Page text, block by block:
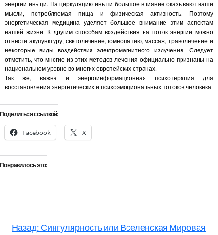
энергии инь ци. На циркуляцию инь ци большое влияние оказывают наши
мысли, потребляемая пища и физическая активность. Поэтому
энергетическая медицина уделяет большое внимание этим аспектам
нашей жизни. К другим способам воздействия на поток энергии можно
отнести акупунктуру, светолечение, гомеопатию, массаж, траволечение и
некоторые виды воздействия электромагнитного излучения. Следует
отметить, что многие из этих методов лечения официально признаны на
национальном уровне во многих европейских странах.
Так же, важна и энергоинформационная психотерапия для
восстановления энергетических и психоэмоциональных потоков человека.
Поделиться ссылкой:
Facebook X
Понравилось это:
Назад: Сингулярность или Вселенская Мировая